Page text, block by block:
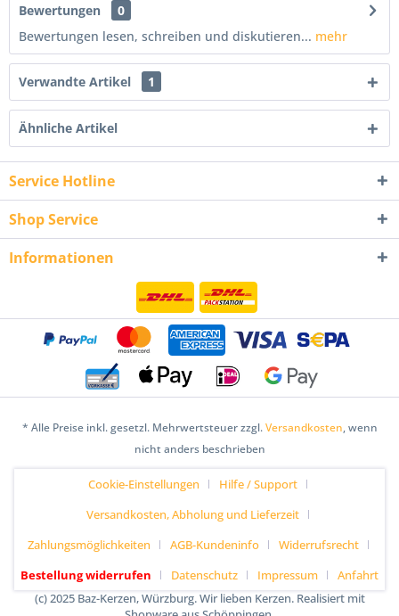
Bewertungen
0
Bewertungen lesen, schreiben und diskutieren... mehr
Verwandte Artikel 1
Ähnliche Artikel
Service Hotline
Shop Service
Informationen
* Alle Preise inkl. gesetzl. Mehrwertsteuer zzgl.Versandkosten, wenn
nicht anders beschrieben
Cookie-Einstellungen
Hilfe / Support
Versandkosten, Abholung und Lieferzeit
Zahlungsmöglichkeiten
AGB-Kundeninfo
Widerrufsrecht
Bestellung widerrufen
Datenschutz Impressum
Anfahrt
(c) 2025 Baz-Kerzen, Würzburg. Wir lieben Kerzen. Realisiert mit